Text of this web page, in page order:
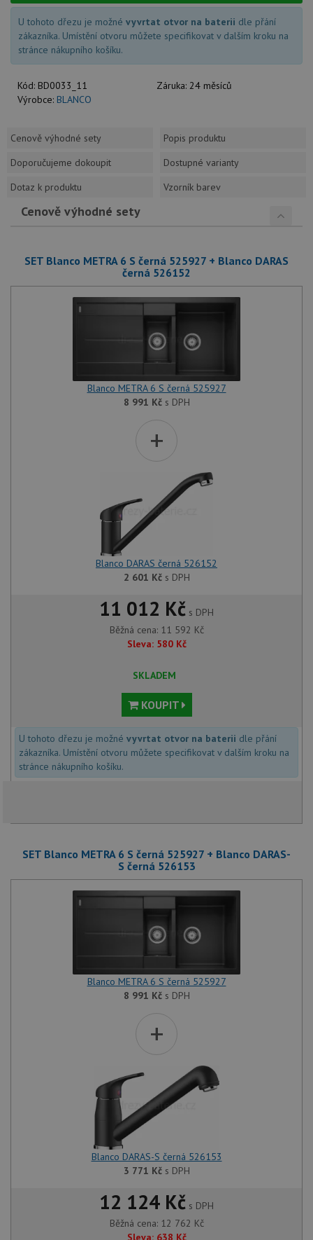
U tohoto dřezu je možné vyvrtat otvor na baterii dle přání
zákazníka. Umístění otvoru můžete specifikovat v dalším kroku na
stránce nákupního košíku.
Kód: BD0033_11 Záruka: 24 měsíců
Výrobce: BLANCO
Cenově výhodné sety
Popis produktu
Doporučujeme dokoupit
Dostupné varianty
Dotaz k produktu
Vzorník barev
Cenově výhodné sety
SET Blanco METRA 6 S černá 525927 + Blanco DARAS
černá 526152
Blanco METRA 6 S černá 525927
8 991 Kčs DPH
+
Blanco DARAS černá 526152
2 601 Kčs DPH
11 012 Kč s DPH
Běžná cena: 11 592 Kč
Sleva: 580 Kč
SKLADEM
KOUPIT
U tohoto dřezu je možné vyvrtat otvor na baterii dle přání
zákazníka. Umístění otvoru můžete specifikovat v dalším kroku na
stránce nákupního košíku.
SET Blanco METRA 6 S černá 525927 + Blanco DARAS-
S černá 526153
Blanco METRA 6 S černá 525927
8 991 Kčs DPH
+
Blanco DARAS-S černá 526153
3 771 Kčs DPH
12 124 Kč s DPH
Běžná cena: 12 762 Kč
Sleva: 638 Kč